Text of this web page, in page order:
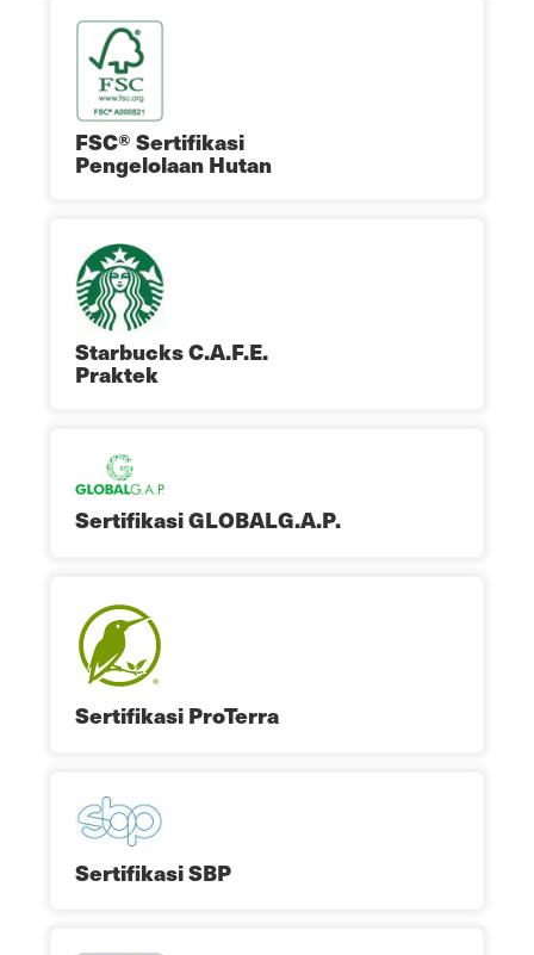
FSC® Sertifikasi
Pengelolaan Hutan
Starbucks C.A.F.E.
Praktek
Sertifikasi GLOBALG.A.P.
Sertifikasi ProTerra
Sertifikasi SBP